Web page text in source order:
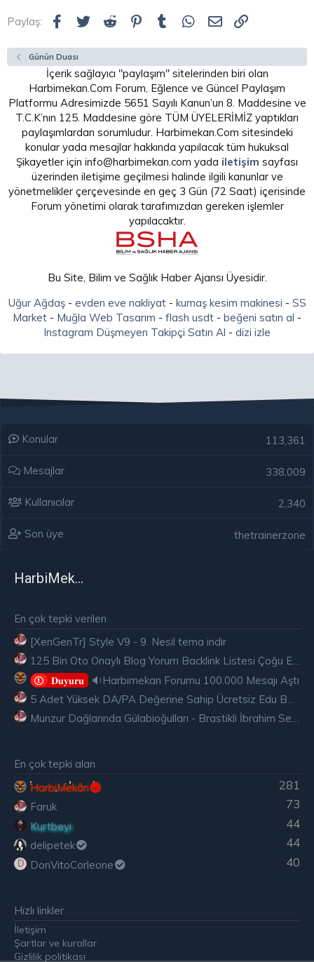
Paylaş: Facebook
Twitter Reddit Pinterest
Tumblr WhatsApp
E-posta
Günün Duası
İçerik sağlayıcı "paylaşım" sitelerinden biri olan
Harbimekan.Com Forum, Eğlence ve Güncel Paylaşım
Platformu Adresimizde 5651 Sayılı Kanun’un 8. Maddesine ve
T.C.K’nın 125. Maddesine göre TÜM ÜYELERİMİZ yaptıkları
paylaşımlardan sorumludur. Harbimekan.Com sitesindeki
konular yada mesajlar hakkında yapılacak tüm hukuksal
Şikayetler için info@harbimekan.com yada iletişim sayfası
üzerinden iletişime geçilmesi halinde ilgili kanunlar ve
yönetmelikler çerçevesinde en geç 3 Gün (72 Saat) içerisinde
Forum yönetimi olarak tarafımızdan gereken işlemler
yapılacaktır.
Bu Site, Bilim ve Sağlık Haber Ajansı Üyesidir.
Uğur Ağdaş- evden eve nakliyat- kumaş kesim makinesi - SS
Market - Muğla Web Tasarım - flash usdt - beğeni satın al -
Instagram Düşmeyen Takipçi Satın Al - dizi izle
Konular 113,361
Mesajlar 338,009
Kullanıcılar 2,340
Son üye thetrainerzone
HarbiMekân
En çok tepki verilen
[XenGenTr] Style V9 - 9. Nesil tema indir
125 Bin Oto Onaylı Blog Yorum Backlink Listesi Çoğu Edu ve Gov Ücretsiz
𝐃𝐮𝐲𝐮𝐫𝐮
🔉Harbimekan Forumu 100.000 Mesajı Aştı
5 Adet Yüksek DA/PA Değerine Sahip Ücretsiz Edu Backlink
Munzur Dağlarında Gülabioğulları - Brastikli İbrahim Sevindik
En çok tepki alan
281
HarbiMekân
73
Faruk
44
Kurtbeyi
44
delipetek
D 40
DonVitoCorleone
Hızlı linkler
İletişim
Şartlar ve kurallar
Gizlilik politikası